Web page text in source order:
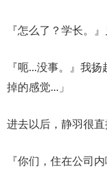
『怎么了？学长。
『呃...没事。』我
掉的感觉...」
进去以后，静羽很直
『你们，住在公司内